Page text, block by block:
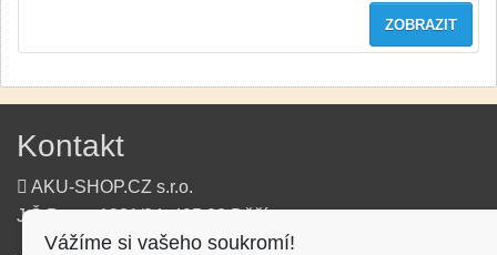
ZOBRAZIT
Kontakt
AKU-SHOP.CZ s.r.o.
J.Š.Baara 1331/34, 405 02 Děčín
Vážíme si vašeho soukromí!